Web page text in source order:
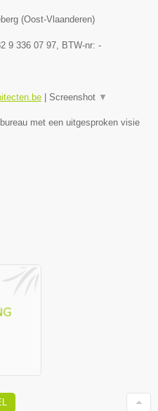
(Oost-Vlaanderen)
9 336 07 97 , BTW-nr: -
Screenshot ▼
met een uitgesproken visie